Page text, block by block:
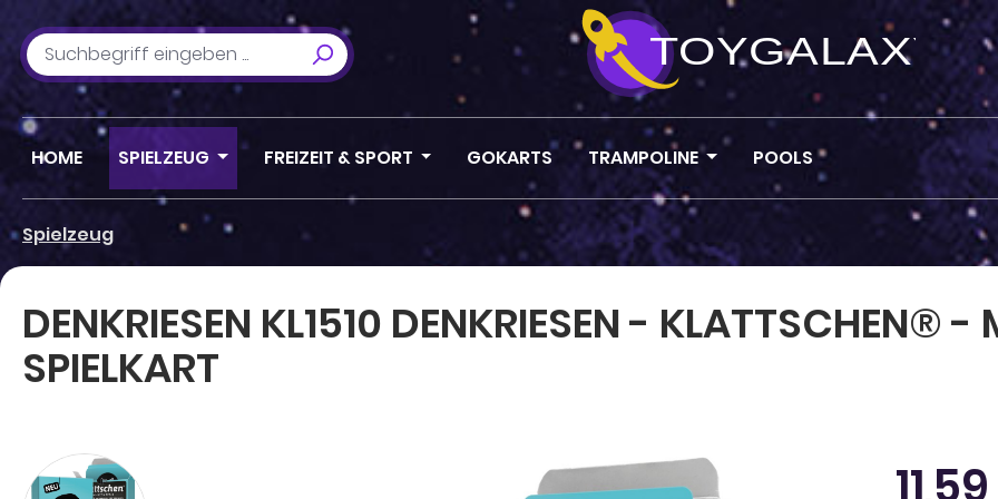
Hauptinhalt springen
Zur Suche springen
Zur Hauptnavigation springen
HOME SPIELZEUG FREIZEIT & SPORT GOKARTS TRAMPOLINE POOLS
Spielzeug
DENKRIESEN KL1510 DENKRIESEN - KLATTSCHEN® -
SPIELKART
Bildergalerie überspringen Regulärer